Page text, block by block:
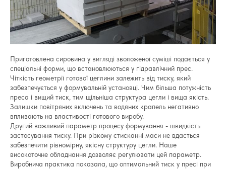
Приготовлена сировина у вигляді зволоженої суміші подається у
спеціальні форми, що встановлюються у гідравлічний прес.
Чіткість геометрії готової цеглини залежить від тиску, який
забезпечується у формувальній установці. Чим більша потужність
преса і вищий тиск, тим щільніша структура цегли і вища якість.
Залишки повітряних включень та водяних крапель негативно
впливають на властивості готового виробу.
Другий важливий параметр процесу формування - швидкість
застосування тиску. При різкому стисканні маси не вдасться
забезпечити рівномірну, якісну структуру цегли. Наше
високоточне обладнання дозволяє регулювати цей параметр.
Виробнича практика показала, що оптимальний тиск у пресі при